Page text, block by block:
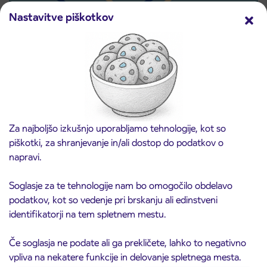
Nastavitve piškotkov
Za najboljšo izkušnjo uporabljamo tehnologije, kot so
piškotki, za shranjevanje in/ali dostop do podatkov o
napravi.
Soglasje za te tehnologije nam bo omogočilo obdelavo
podatkov, kot so vedenje pri brskanju ali edinstveni
identifikatorji na tem spletnem mestu.
Če soglasja ne podate ali ga prekličete, lahko to negativno
vpliva na nekatere funkcije in delovanje spletnega mesta.
Predprodaja dijaških subvencioniranih IJPP
vozovnic za šolsko leto 2026/2027 se začne